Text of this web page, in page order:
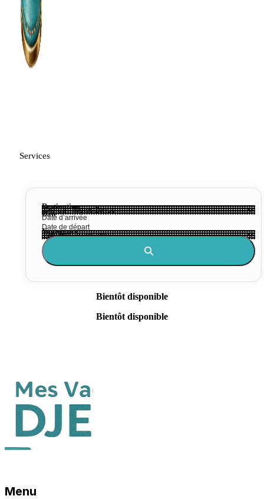
Services
Destination
Date
Voyageurs
Bientôt disponible
Bientôt disponible
Menu